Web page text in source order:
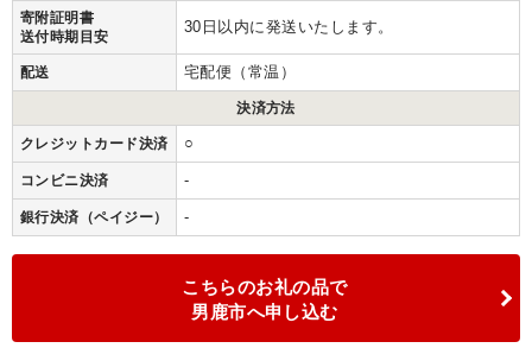
寄附証明書
送付時期目安
30日以内に発送いたします。
配送 宅配便（常温）
決済方法
クレジットカード決済 ○
コンビニ決済 -
銀行決済（ペイジー） -
こちらのお礼の品で
男鹿市へ申し込む